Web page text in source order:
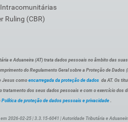
Ruling (CBR)
e Aduaneira (AT) trata dados pessoais no âmbito das
do Regulamento Geral sobre a Proteção de
Jesus como encarregada da proteção de dados da AT. Os
tratamento dos seus dados pessoais e com o exercício dos
Política de proteção de dados pessoais e privacidade .
2026-02-25 | 3.3.15-6041 | Autoridade Tributária e